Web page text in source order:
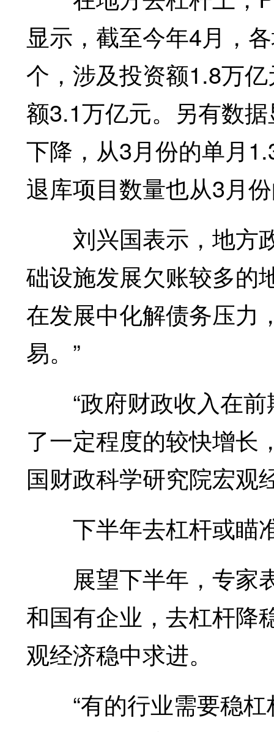
显示，截至今年4月，
个，涉及投资额1.8万
额3.1万亿元。另有数
下降，从3月份的单月
退库项目数量也从3月
刘兴国表示，地方
础设施发展欠账较多的
在发展中化解债务压力
易。”
“政府财政收入在前
了一定程度的较快增长
国财政科学研究院宏观
下半年去杠杆或瞄
展望下半年，专家
和国有企业，去杠杆降
观经济稳中求进。
“有的行业需要稳杠